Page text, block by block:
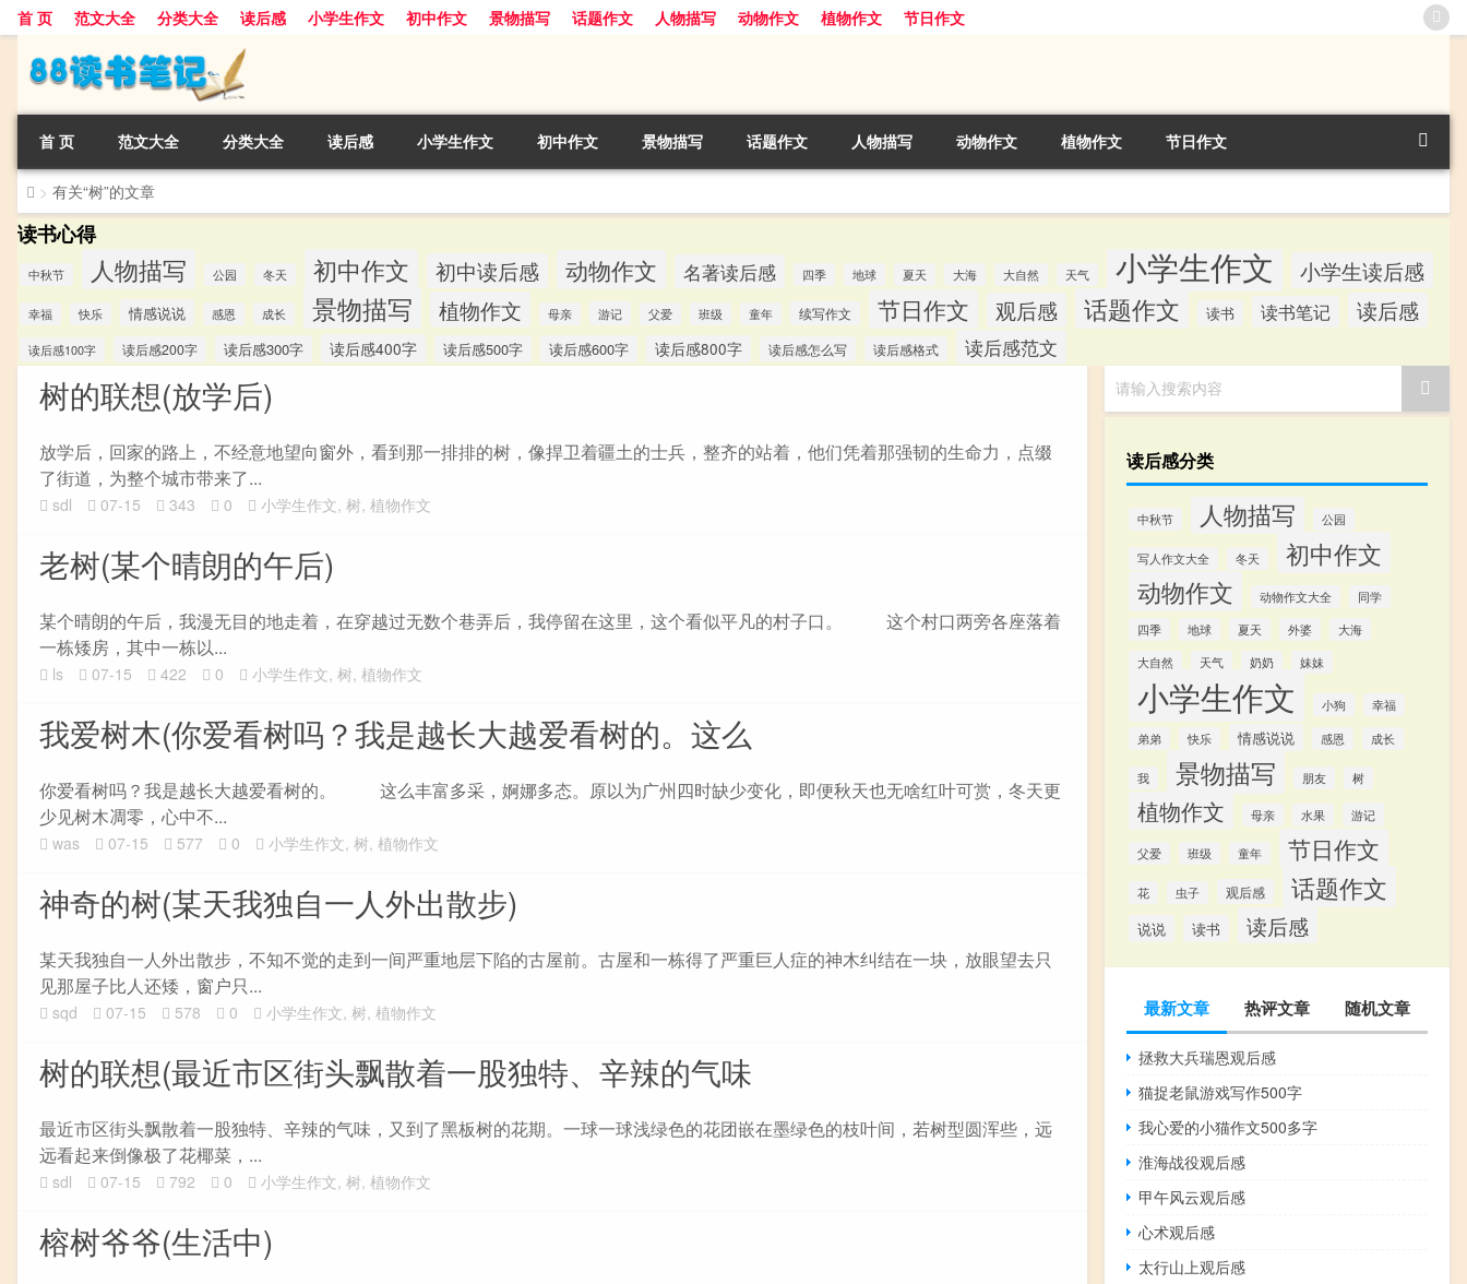
首 页 范文大全 分类大全 读后感 小学生作文 初中作文 景物描写 话题作文 人物描写 动物作文 植物作文 节日作文
首 页 范文大全 分类大全 读后感 小学生作文 初中作文 景物描写 话题作文 人物描写 动物作文 植物作文 节日作文
> 有关“树”的文章
读书心得
中秋节 人物描写 公园 冬天 初中作文 初中读后感 动物作文 名著读后感 四季 地球 夏天 大海 大自然 天气 小学生作文 小学生读后感
幸福 快乐 情感说说 感恩 成长 景物描写 植物作文 母亲 游记 父爱 班级 童年 续写作文 节日作文 观后感 话题作文 读书 读书笔记 读后感
读后感100字 读后感200字 读后感300字 读后感400字 读后感500字 读后感600字 读后感800字 读后感怎么写 读后感格式 读后感范文
树的联想(放学后)
放学后，回家的路上，不经意地望向窗外，看到那一排排的树，像捍卫着疆土的士兵，整齐的站着，他们凭着那强韧的生命力，点缀
了街道，为整个城市带来了...
sdl 07-15 343 0 小学生作文, 树, 植物作文
老树(某个晴朗的午后)
某个晴朗的午后，我漫无目的地走着，在穿越过无数个巷弄后，我停留在这里，这个看似平凡的村子口。 这个村口两旁各座落着
一栋矮房，其中一栋以...
ls 07-15 422 0 小学生作文, 树, 植物作文
我爱树木(你爱看树吗？我是越长大越爱看树的。这么
你爱看树吗？我是越长大越爱看树的。 这么丰富多采，婀娜多态。原以为广州四时缺少变化，即便秋天也无啥红叶可赏，冬天更
少见树木凋零，心中不...
was 07-15 577 0 小学生作文, 树, 植物作文
神奇的树(某天我独自一人外出散步)
某天我独自一人外出散步，不知不觉的走到一间严重地层下陷的古屋前。古屋和一栋得了严重巨人症的神木纠结在一块，放眼望去只
见那屋子比人还矮，窗户只...
sqd 07-15 578 0 小学生作文, 树, 植物作文
树的联想(最近市区街头飘散着一股独特、辛辣的气味
最近市区街头飘散着一股独特、辛辣的气味，又到了黑板树的花期。一球一球浅绿色的花团嵌在墨绿色的枝叶间，若树型圆浑些，远
远看起来倒像极了花椰菜，...
sdl 07-15 792 0 小学生作文, 树, 植物作文
榕树爷爷(生活中)
请输入搜索内容
读后感分类
中秋节 人物描写 公园
写人作文大全 冬天 初中作文
动物作文 动物作文大全
同学
四季
地球 夏天 外婆
大海
大自然
天气 奶奶 妹妹
小学生作文 小狗 幸福
弟弟 快乐 情感说说 感恩 成长
我 景物描写 朋友 树
植物作文 母亲 水果 游记
父爱 班级 童年 节日作文
花 虫子 观后感 话题作文
说说 读书 读后感
最新文章 热评文章 随机文章
拯救大兵瑞恩观后感
猫捉老鼠游戏写作500字
我心爱的小猫作文500多字
淮海战役观后感
甲午风云观后感
心术观后感
太行山上观后感